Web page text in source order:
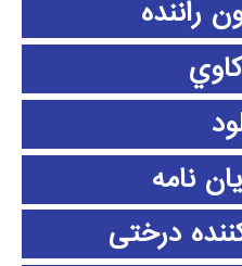
راننده
نامه
درختی